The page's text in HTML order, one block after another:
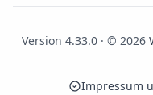
Version 4.33.0 · © 2026
Impressum